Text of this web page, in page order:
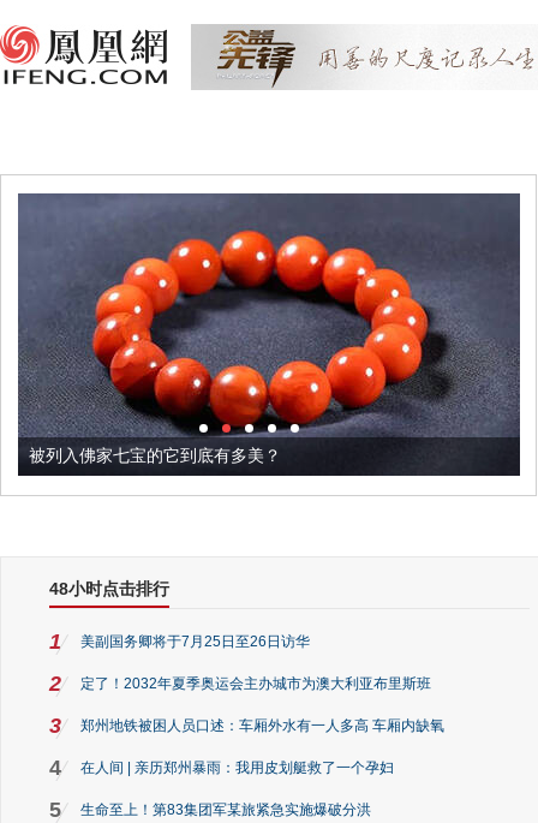
被列入佛家七宝的它到底有多美？
48小时点击排行
1 美副国务卿将于7月25日至26日访华
2 定了！2032年夏季奥运会主办城市为澳大利亚布里斯班
3 郑州地铁被困人员口述：车厢外水有一人多高 车厢内缺氧
4 在人间 | 亲历郑州暴雨：我用皮划艇救了一个孕妇
5 生命至上！第83集团军某旅紧急实施爆破分洪